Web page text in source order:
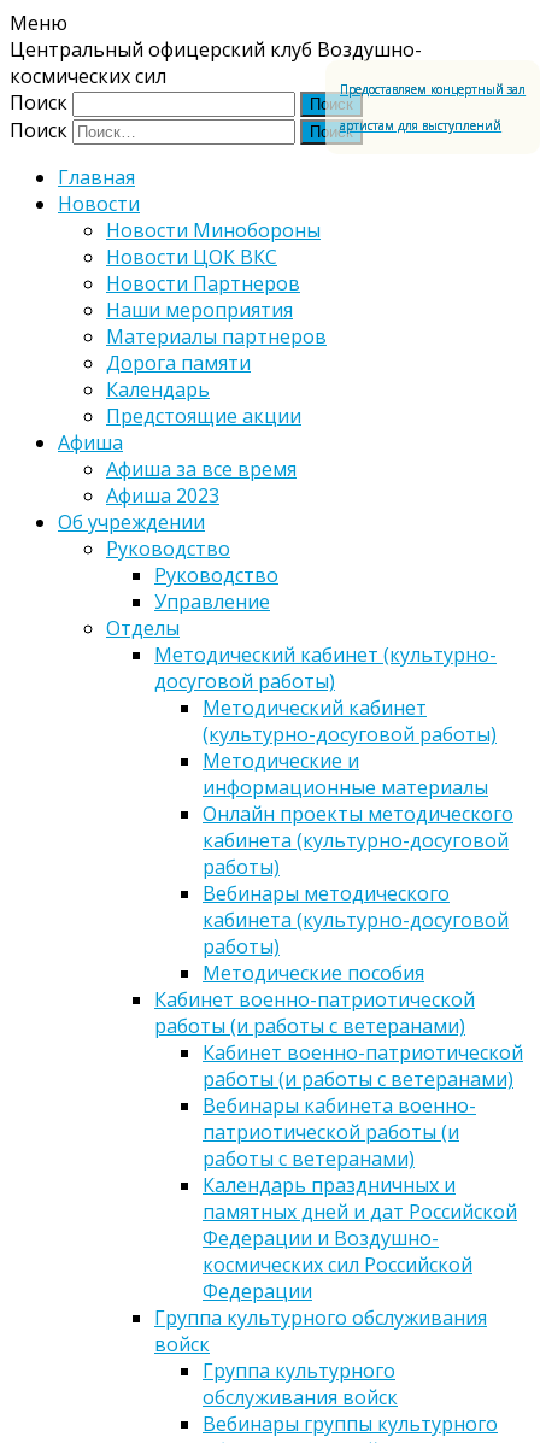
Меню
Центральный офицерский клуб Воздушно-
космических сил
Поиск
Поиск
Главная
Новости
Новости Минобороны
Новости ЦОК ВКС
Новости Партнеров
Наши мероприятия
Материалы партнеров
Дорога памяти
Календарь
Предстоящие акции
Афиша
Афиша за все время
Афиша 2023
Об учреждении
Руководство
Руководство
Управление
Отделы
Методический кабинет (культурно-
досуговой работы)
Методический кабинет
(культурно-досуговой работы)
Методические и
информационные материалы
Онлайн проекты методического
кабинета (культурно-досуговой
работы)
Вебинары методического
кабинета (культурно-досуговой
работы)
Методические пособия
Кабинет военно-патриотической
работы (и работы с ветеранами)
Кабинет военно-патриотической
работы (и работы с ветеранами)
Вебинары кабинета военно-
патриотической работы (и
работы с ветеранами)
Календарь праздничных и
памятных дней и дат Российской
Федерации и Воздушно-
космических сил Российской
Федерации
Группа культурного обслуживания
войск
Группа культурного
обслуживания войск
Вебинары группы культурного
Предоставляем концертный зал
артистам для выступлений